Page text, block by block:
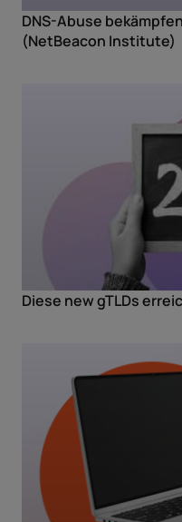
DNS-Abuse
(NetBeacon Institute)
Diese new gTLDs